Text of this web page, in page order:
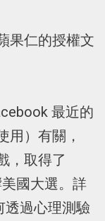
果仁的授權文
最近的
用）有關，
，取得了
國大選。詳
透過心理測驗